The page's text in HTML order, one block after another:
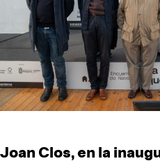
Joan Clos, en la